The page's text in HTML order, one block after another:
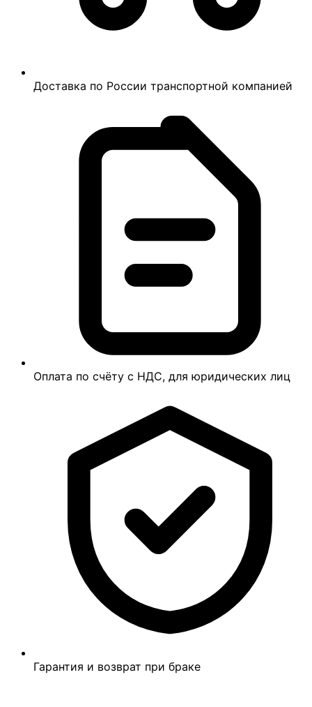
Доставка по России транспортной компанией
Оплата по счёту с НДС, для юридических лиц
Гарантия и возврат при браке